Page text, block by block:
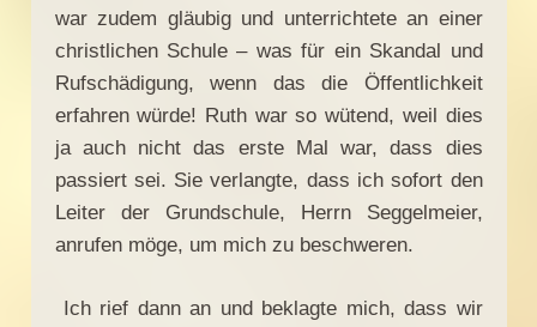
war zudem gläubig und unterrichtete an einer
christlichen Schule – was für ein Skandal und
Rufschädigung, wenn das die Öffentlichkeit
erfahren würde! Ruth war so wütend, weil dies
ja auch nicht das erste Mal war, dass dies
passiert sei. Sie verlangte, dass ich sofort den
Leiter der Grundschule, Herrn Seggelmeier,
anrufen möge, um mich zu beschweren.
Ich rief dann an und beklagte mich, dass wir